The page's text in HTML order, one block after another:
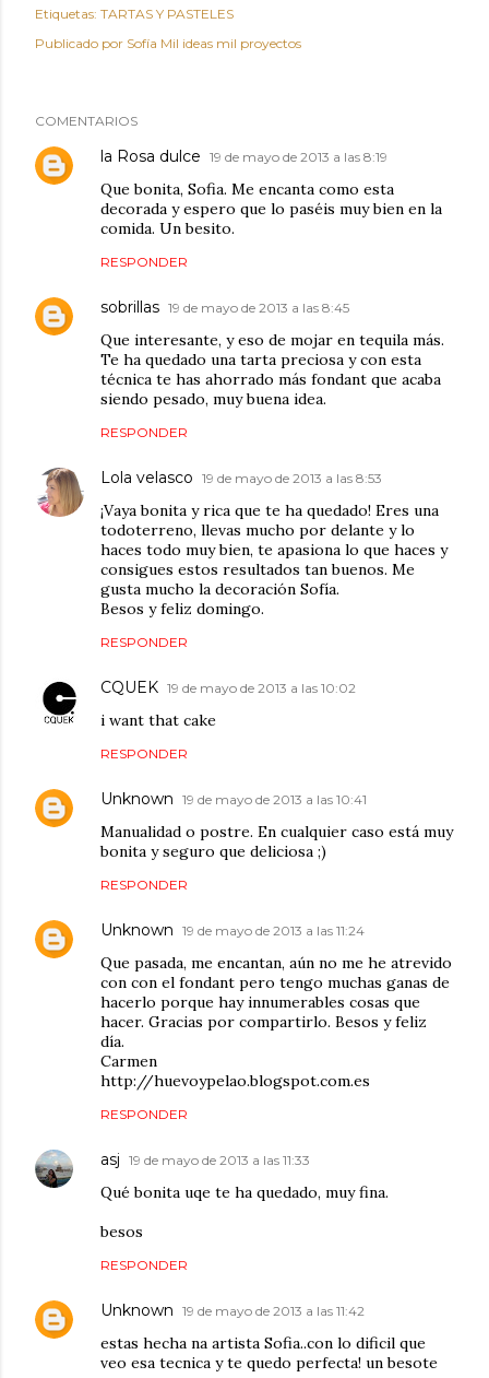
Etiquetas: TARTAS Y PASTELES
Publicado por Sofía Mil ideas mil proyectos
COMENTARIOS
la Rosa dulce 19 de mayo de 2013 a las 8:19
Que bonita, Sofia. Me encanta como esta
decorada y espero que lo paséis muy bien en la
comida. Un besito.
RESPONDER
sobrillas 19 de mayo de 2013 a las 8:45
Que interesante, y eso de mojar en tequila más.
Te ha quedado una tarta preciosa y con esta
técnica te has ahorrado más fondant que acaba
siendo pesado, muy buena idea.
RESPONDER
Lola velasco 19 de mayo de 2013 a las 8:53
¡Vaya bonita y rica que te ha quedado! Eres una
todoterreno, llevas mucho por delante y lo
haces todo muy bien, te apasiona lo que haces y
consigues estos resultados tan buenos. Me
gusta mucho la decoración Sofía.
Besos y feliz domingo.
RESPONDER
CQUEK 19 de mayo de 2013 a las 10:02
i want that cake
RESPONDER
Unknown 19 de mayo de 2013 a las 10:41
Manualidad o postre. En cualquier caso está muy
bonita y seguro que deliciosa ;)
RESPONDER
Unknown 19 de mayo de 2013 a las 11:24
Que pasada, me encantan, aún no me he atrevido
con con el fondant pero tengo muchas ganas de
hacerlo porque hay innumerables cosas que
hacer. Gracias por compartirlo. Besos y feliz
día.
Carmen
http://huevoypelao.blogspot.com.es
RESPONDER
asj 19 de mayo de 2013 a las 11:33
Qué bonita uqe te ha quedado, muy fina.
besos
RESPONDER
Unknown 19 de mayo de 2013 a las 11:42
estas hecha na artista Sofia..con lo dificil que
veo esa tecnica y te quedo perfecta! un besote